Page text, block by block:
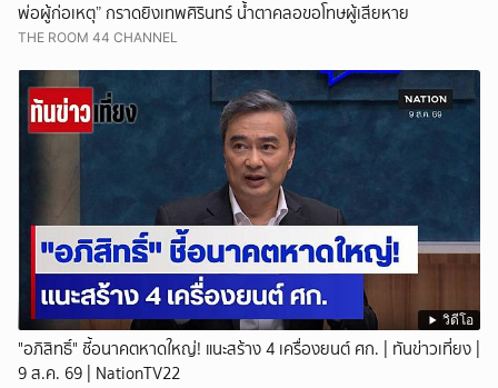
พ่อผู้ก่อเหตุ” กราดยิงเทพศิรินทร์ น้ำตาคลอขอโทษผู้เสียหาย
THE ROOM 44 CHANNEL
วิดีโอ
"อภิสิทธิ์" ชี้อนาคตหาดใหญ่! แนะสร้าง 4 เครื่องยนต์ ศก. | ทันข่าวเที่ยง |
9 ส.ค. 69 | NationTV22